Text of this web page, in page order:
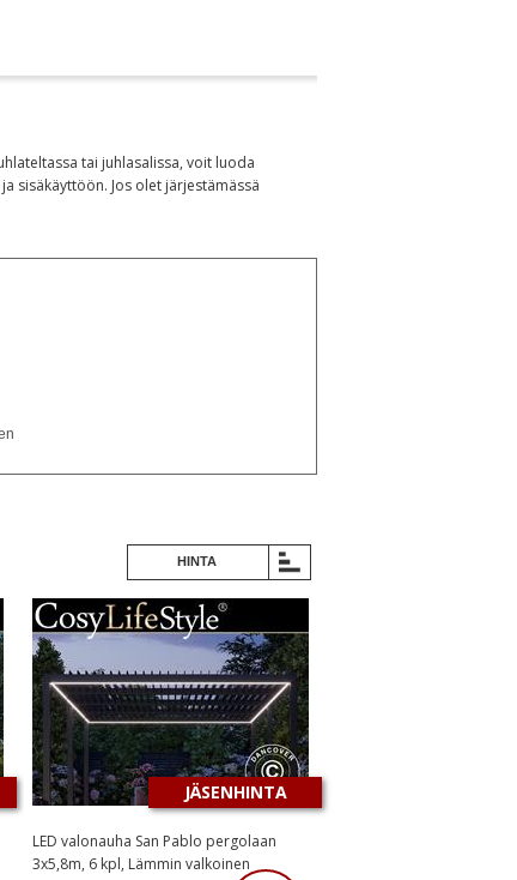
tai juhlasalissa, voit luoda
sisäkäyttöön. Jos olet järjestämässä
HINTA
LED valonauha San Pablo pergolaan
3x5,8m, 6 kpl, Lämmin valkoinen
JÄSENHINTA